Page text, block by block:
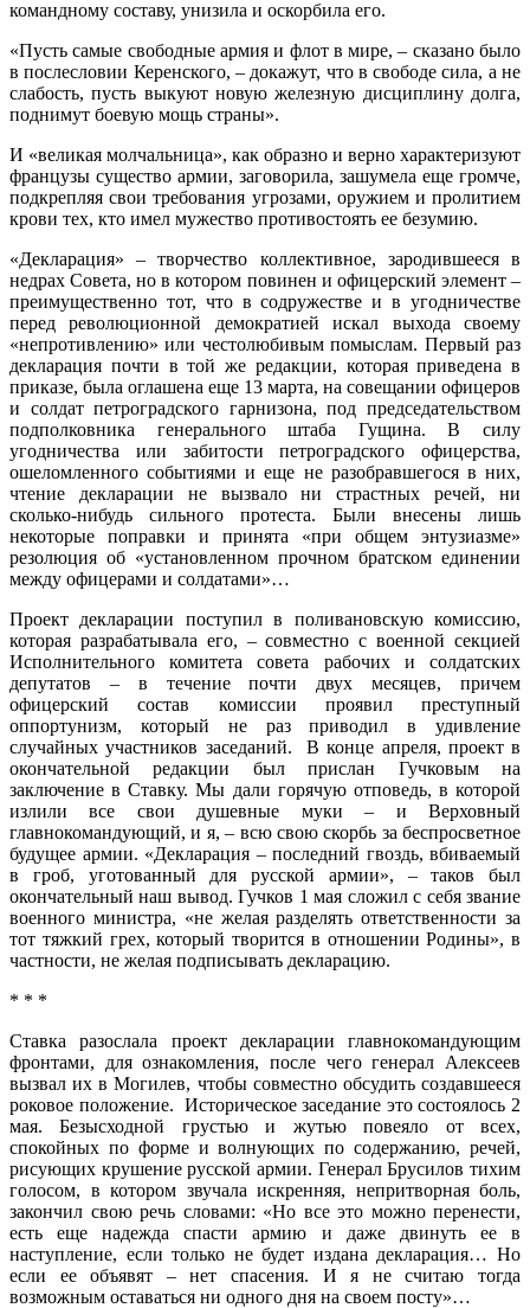
командному составу, унизила и оскорбила его.
«Пусть самые свободные армия и флот в мире, – сказано было
в послесловии Керенского, – докажут, что в свободе сила, а не
слабость, пусть выкуют новую железную дисциплину долга,
поднимут боевую мощь страны».
И «великая молчальница», как образно и верно характеризуют
французы существо армии, заговорила, зашумела еще громче,
подкрепляя свои требования угрозами, оружием и пролитием
крови тех, кто имел мужество противостоять ее безумию.
«Декларация» – творчество коллективное, зародившееся в
недрах Совета, но в котором повинен и офицерский элемент –
преимущественно тот, что в содружестве и в угодничестве
перед революционной демократией искал выхода своему
«непротивлению» или честолюбивым помыслам. Первый раз
декларация почти в той же редакции, которая приведена в
приказе, была оглашена еще 13 марта, на совещании офицеров
и солдат петроградского гарнизона, под председательством
подполковника генерального штаба Гущина. В силу
угодничества или забитости петроградского офицерства,
ошеломленного событиями и еще не разобравшегося в них,
чтение декларации не вызвало ни страстных речей, ни
сколько-нибудь сильного протеста. Были внесены лишь
некоторые поправки и принята «при общем энтузиазме»
резолюция об «установленном прочном братском единении
между офицерами и солдатами»…
Проект декларации поступил в поливановскую комиссию,
которая разрабатывала его, – совместно с военной секцией
Исполнительного комитета совета рабочих и солдатских
депутатов – в течение почти двух месяцев, причем
офицерский состав комиссии проявил преступный
оппортунизм, который не раз приводил в удивление
случайных участников заседаний. В конце апреля, проект в
окончательной редакции был прислан Гучковым на
заключение в Ставку. Мы дали горячую отповедь, в которой
излили все свои душевные муки – и Верховный
главнокомандующий, и я, – всю свою скорбь за беспросветное
будущее армии. «Декларация – последний гвоздь, вбиваемый
в гроб, уготованный для русской армии», – таков был
окончательный наш вывод. Гучков 1 мая сложил с себя звание
военного министра, «не желая разделять ответственности за
тот тяжкий грех, который творится в отношении Родины», в
частности, не желая подписывать декларацию.
* * *
Ставка разослала проект декларации главнокомандующим
фронтами, для ознакомления, после чего генерал Алексеев
вызвал их в Могилев, чтобы совместно обсудить создавшееся
роковое положение. Историческое заседание это состоялось 2
мая. Безысходной грустью и жутью повеяло от всех,
спокойных по форме и волнующих по содержанию, речей,
рисующих крушение русской армии. Генерал Брусилов тихим
голосом, в котором звучала искренняя, непритворная боль,
закончил свою речь словами: «Но все это можно перенести,
есть еще надежда спасти армию и даже двинуть ее в
наступление, если только не будет издана декларация… Но
если ее объявят – нет спасения. И я не считаю тогда
возможным оставаться ни одного дня на своем посту»…